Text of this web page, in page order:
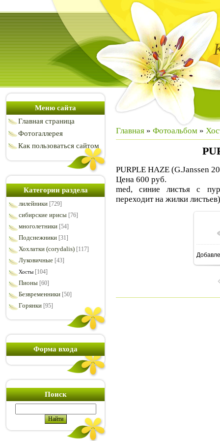
Меню сайта
Главная страница
Фотогаллерея
Как пользоваться сайтом
Категории раздела
лилейники [729]
сибирские ирисы [76]
многолетники [54]
Подснежники [31]
Хохлатки (corydalis) [117]
Луковичные [43]
Хосты [104]
Пионы [60]
Безвременники [50]
Горянки [95]
Форма входа
Поиск
Главная » Фотоальбом »
PURPLE HAZE (G.Janssen
Цена 600 руб.
med, синие листья с
переходит на жилки